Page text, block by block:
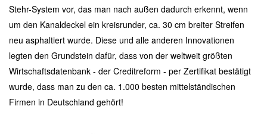
Stehr-System vor, das man nach außen dadurch erkennt, wenn
um den Kanaldeckel ein kreisrunder, ca. 30 cm breiter Streifen
neu asphaltiert wurde. Diese und alle anderen Innovationen
legten den Grundstein dafür, dass von der weltweit größten
Wirtschaftsdatenbank - der Creditreform - per Zertifikat bestätigt
wurde, dass man zu den ca. 1.000 besten mittelständischen
Firmen in Deutschland gehört!